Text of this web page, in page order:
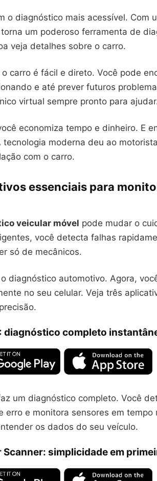
o diagnóstico mais acessível. Com
um poderoso ferramenta de
veja detalhes sobre o carro.
carro é fácil e direto. Você pode
e até prever futuros
virtual sempre pronto para
economiza tempo e dinheiro. E
tecnologia moderna deu ao
com o carro.
essenciais para
veicular móvel pode mudar o
você detecta falhas
só de mecânicos.
diagnóstico automotivo. Agora,
no seu celular. Veja três
diagnóstico completo
um diagnóstico completo. Você
erro e monitora sensores em tempo
os dados do seu veículo.
Scanner: simplicidade em